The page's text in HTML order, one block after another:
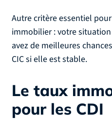
Autre critère essentiel
immobilier : votre
avez de meilleures
CIC si elle est stable.
Le taux
pour les CDI